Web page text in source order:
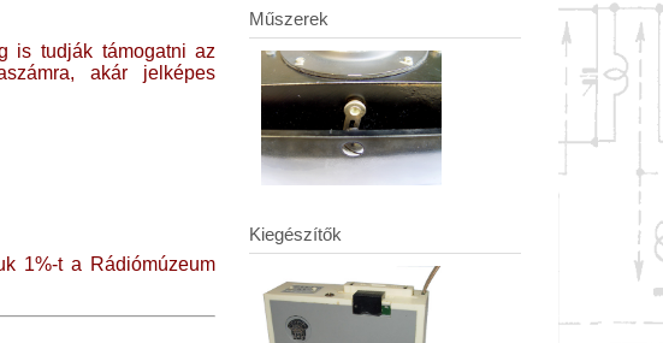
is tudják támogatni az
akár jelképes
1%-t a Rádiómúzeum
Műszerek
Kiegészítők